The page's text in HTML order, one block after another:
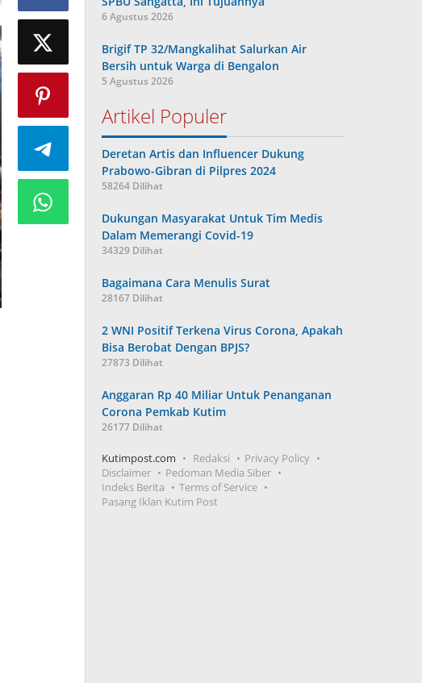
6 Agustus 2026
Brigif TP 32/Mangkalihat Salurkan Air
Bersih untuk Warga di Bengalon
5 Agustus 2026
Artikel Populer
Deretan Artis dan Influencer Dukung
Prabowo-Gibran di Pilpres 2024
58264 Dilihat
Dukungan Masyarakat Untuk Tim Medis
Dalam Memerangi Covid-19
34329 Dilihat
Bagaimana Cara Menulis Surat
28167 Dilihat
2 WNI Positif Terkena Virus Corona, Apakah
Bisa Berobat Dengan BPJS?
27873 Dilihat
Anggaran Rp 40 Miliar Untuk Penanganan
Corona Pemkab Kutim
26177 Dilihat
Kutimpost.com Redaksi
Privacy Policy
Disclaimer
Pedoman Media Siber
Indeks Berita
Terms of Service
Pasang Iklan Kutim Post